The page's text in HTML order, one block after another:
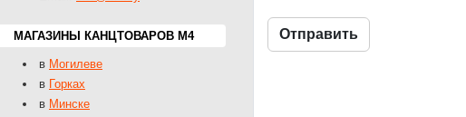
МАГАЗИНЫ КАНЦТОВАРОВ M4
в Могилеве
в Горках
в Минске